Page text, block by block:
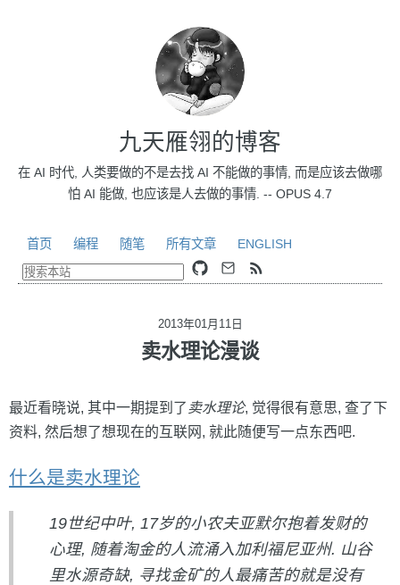
九天雁翎的博客
在 AI 时代, 人类要做的不是去找 AI 不能做的事情, 而是应该去做哪
怕 AI 能做, 也应该是人去做的事情. -- OPUS 4.7
首页 编程 随笔 所有文章 ENGLISH
2013年01月11日
卖水理论漫谈
最近看晓说, 其中一期提到了 卖水理论, 觉得很有意思, 查了下
资料, 然后想了想现在的互联网, 就此随便写一点东西吧.
什么是卖水理论
19世纪中叶, 17岁的小农夫亚默尔抱着发财的
心理, 随着淘金的人流涌入加利福尼亚州. 山谷
里水源奇缺, 寻找金矿的人最痛苦的就是没有